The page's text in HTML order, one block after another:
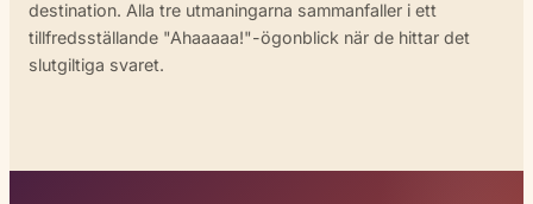
destination. Alla tre utmaningarna sammanfaller i ett
tillfredsställande "Ahaaaaa!"-ögonblick när de hittar det
slutgiltiga svaret.